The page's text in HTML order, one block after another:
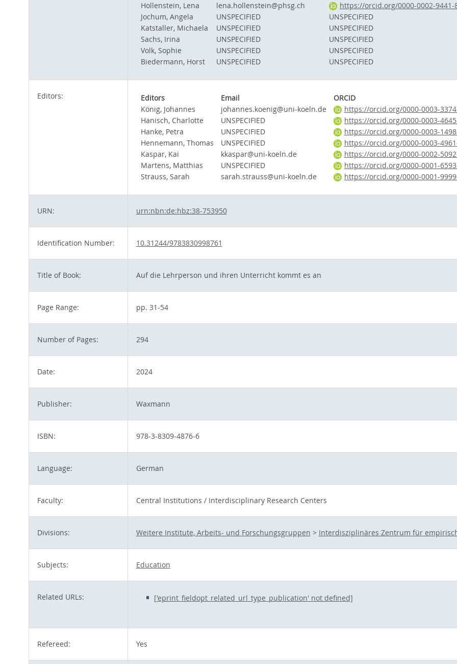
Hollenstein, Lena
lena.hollenstein@phsg.ch https://orcid.org/0000-0002-9441-
Jochum, Angela
UNSPECIFIED UNSPECIFIED
Katstaller, Michaela
UNSPECIFIED UNSPECIFIED
Sachs, Irina
UNSPECIFIED UNSPECIFIED
Volk, Sophie
UNSPECIFIED UNSPECIFIED
Biedermann, Horst
UNSPECIFIED UNSPECIFIED
Editors: Editors Email ORCID
König, Johannes
johannes.koenig@uni-koeln.de https://orcid.org/0000-0003-
Hanisch, Charlotte
UNSPECIFIED https://orcid.org/0000-0003-
Hanke, Petra
UNSPECIFIED https://orcid.org/0000-0003-
Hennemann, Thomas
UNSPECIFIED https://orcid.org/0000-0003-
Kaspar, Kai
kkaspar@uni-koeln.de https://orcid.org/0000-0002-
Martens, Matthias
UNSPECIFIED https://orcid.org/0000-0001-
Strauss, Sarah
sarah.strauss@uni-koeln.de https://orcid.org/0000-0001-
URN: urn:nbn:de:hbz:38-753950
Identification Number: 10.31244/9783830998761
Title of Book: Auf die Lehrperson und ihren Unterricht kommt es an
Page Range: pp. 31-54
Number of Pages: 294
Date: 2024
Publisher: Waxmann
ISBN: 978-3-8309-4876-6
Language: German
Faculty: Central Institutions / Interdisciplinary Research Centers
Divisions: Weitere Institute, Arbeits- und Forschungsgruppen > Interdisziplinäres Zentrum für
Subjects: Education
Related URLs: ['eprint_fieldopt_related_url_type_publication' not defined]
Refereed: Yes